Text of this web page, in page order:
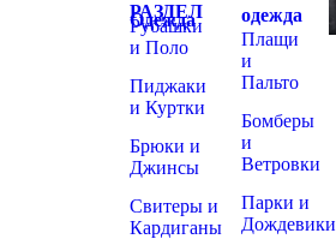
РАЗДЕЛ
Одежда
Рубашки
и Поло
Пиджаки
и Куртки
Брюки и
Джинсы
Свитеры и
Кардиганы
одежда
Плащи
и
Пальто
Бомберы
и
Ветровки
Парки и
Дождевики